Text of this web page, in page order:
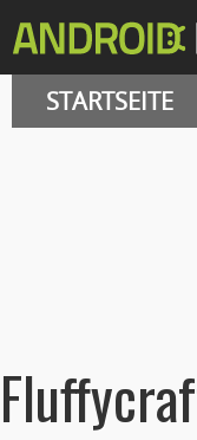
STARTSEITE